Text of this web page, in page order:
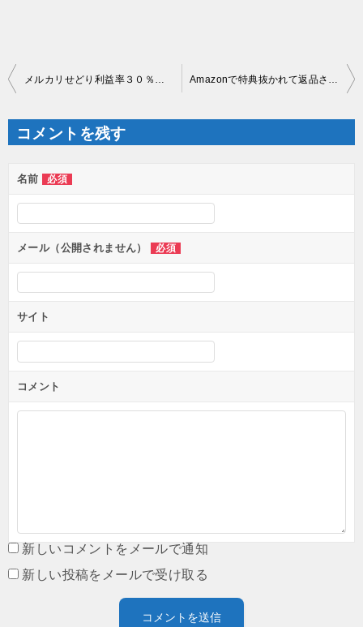
投
稿
ナ
ゲ
ー
シ
ン
コメントを残す
名前 必須
メール（公開されません） 必須
サイト
コメント
新しいコメントをメールで通知
新しい投稿をメールで受け取る